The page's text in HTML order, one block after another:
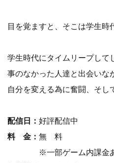
目を覚ますと、そこは学生
学生時代にタイムリープして
事のなかった人達と出会いな
自分を変える為に奮闘、そし
配信日： 好評配信中
料 金： 無 料
※一部ゲーム内課金